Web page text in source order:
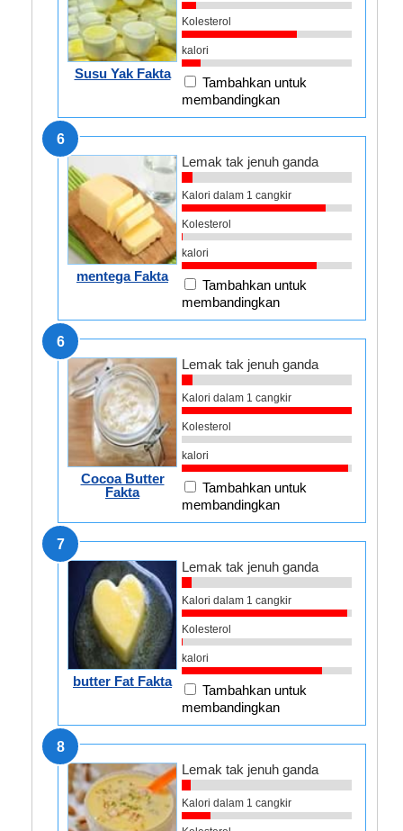
Susu Yak Fakta
Kolesterol
kalori
Tambahkan untuk
membandingkan
6
mentega Fakta
Lemak tak jenuh ganda
Kalori dalam 1 cangkir
Kolesterol
kalori
Tambahkan untuk
membandingkan
6
Cocoa Butter
Fakta
Lemak tak jenuh ganda
Kalori dalam 1 cangkir
Kolesterol
kalori
Tambahkan untuk
membandingkan
7
butter Fat Fakta
Lemak tak jenuh ganda
Kalori dalam 1 cangkir
Kolesterol
kalori
Tambahkan untuk
membandingkan
8
Lemak tak jenuh ganda
Kalori dalam 1 cangkir